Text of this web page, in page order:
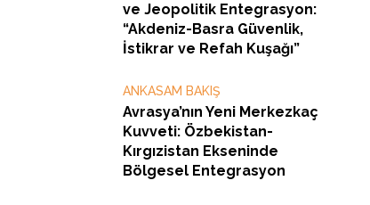
ve Jeopolitik Entegrasyon:
“Akdeniz-Basra Güvenlik,
İstikrar ve Refah Kuşağı”
ANKASAM BAKIŞ
Avrasya’nın Yeni Merkezkaç
Kuvveti: Özbekistan-
Kırgızistan Ekseninde
Bölgesel Entegrasyon